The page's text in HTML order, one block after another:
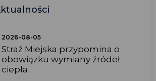
2026-08-05
Straż Miejska przypomina o
obowiązku wymiany źródeł
ciepła